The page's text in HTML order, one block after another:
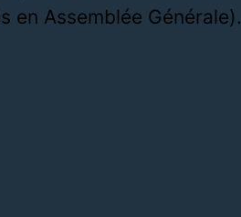
en Assemblée Générale).